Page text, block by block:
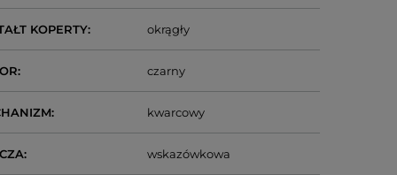
KOPERTY okrągły
czarny
kwarcowy
wskazówkowa